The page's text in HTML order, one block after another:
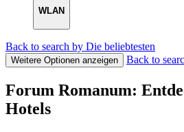
WLAN
Back to search by Die beliebtesten
Weitere Optionen anzeigen Back to
Forum Romanum:
Hotels